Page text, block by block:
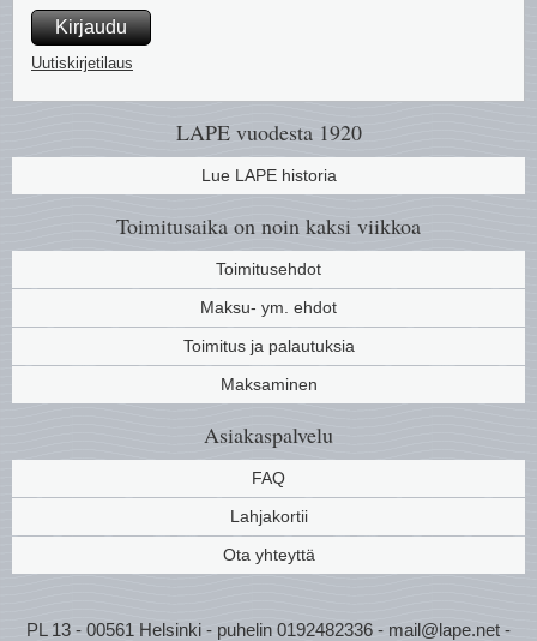
LAPE vuodesta 1920
Lue LAPE historia
Toimitusaika on noin kaksi viikkoa
Toimitusehdot
Maksu- ym. ehdot
Toimitus ja palautuksia
Maksaminen
Asiakaspalvelu
FAQ
Lahjakortii
Ota yhteyttä
Kirjaudu
Uutiskirjetilaus
PL 13 - 00561 Helsinki - puhelin 0192482336 - mail@lape.net -